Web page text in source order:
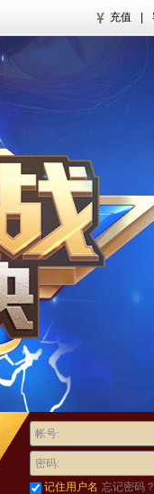
充值
帐号:
密码:
记住用户名 忘记密码？